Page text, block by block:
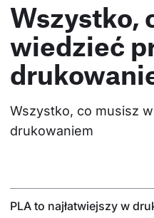
Wszystko,
wiedzieć
Wszystko, co musisz
drukowaniem
PLA to najłatwiejszy w